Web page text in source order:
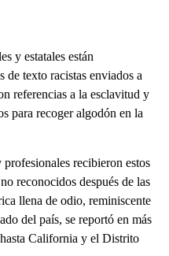
y estatales están
de texto racistas enviados a
referencias a la esclavitud y
para recoger algodón en la
recibieron estos
reconocidos después de las
llena de odio, reminiscente
del país, se reportó en más
California y el Distrito